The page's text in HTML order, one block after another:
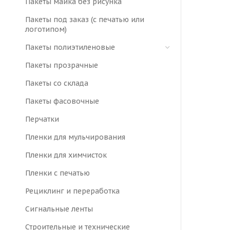
Пакеты под заказ (с печатью или
логотипом)
Пакеты полиэтиленовые
Пакеты прозрачные
Пакеты со склада
Пакеты фасовочные
Перчатки
Пленки для мульчирования
Пленки для химчисток
Пленки с печатью
Рециклинг и переработка
Сигнальные ленты
Строительные и технические